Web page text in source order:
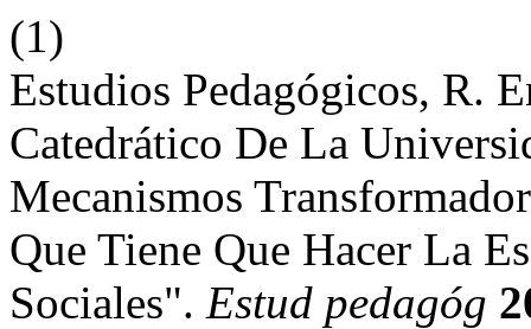
(1)
Estudios Pedagógicos, R.
Catedrático De La
Mecanismos
Que Tiene Que Hacer La
Sociales". Estud pedagóg